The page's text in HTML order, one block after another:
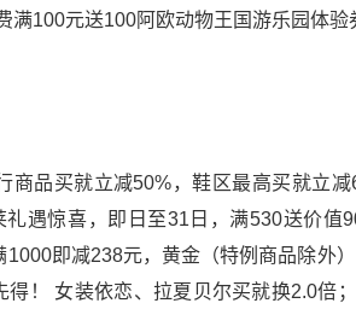
满100元送100阿欧动物王国游乐园体验
商品买就立减50%，鞋区最高买就立
礼遇惊喜，即日至31日，满530送价
1000即减238元，黄金（特例商品除外
得！ 女装依恋、拉夏贝尔买就换2.0倍